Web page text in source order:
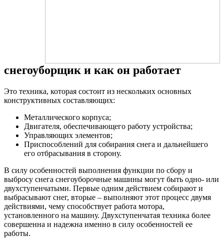
снегоуборщик и как он работает
Это техника, которая состоит из нескольких основных
конструктивных составляющих:
Металлического корпуса;
Двигателя, обеспечивающего работу устройства;
Управляющих элементов;
Приспособлений для собирания снега и дальнейшего
его отбрасывания в сторону.
В силу особенностей выполнения функции по сбору и
выбросу снега снегоуборочные машины могут быть одно- или
двухступенчатыми. Первые одним действием собирают и
выбрасывают снег, вторые – выполняют этот процесс двумя
действиями, чему способствует работа мотора,
установленного на машину. Двухступенчатая техника более
совершенна и надежна именно в силу особенностей ее
работы.